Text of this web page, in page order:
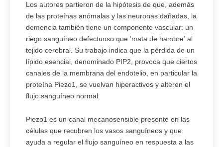
Los autores partieron de la hipótesis de que, además
de las proteínas anómalas y las neuronas dañadas, la
demencia también tiene un componente vascular: un
riego sanguíneo defectuoso que 'mata de hambre' al
tejido cerebral. Su trabajo indica que la pérdida de un
lípido esencial, denominado PIP2, provoca que ciertos
canales de la membrana del endotelio, en particular la
proteína Piezo1, se vuelvan hiperactivos y alteren el
flujo sanguíneo normal.
Piezo1 es un canal mecanosensible presente en las
células que recubren los vasos sanguíneos y que
ayuda a regular el flujo sanguíneo en respuesta a las